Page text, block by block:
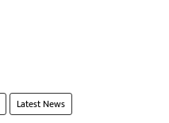
Latest News